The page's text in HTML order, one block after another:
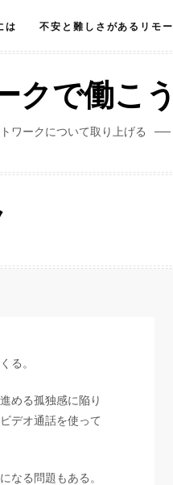
は 不安と難しさがあるリモ
クで働こう
ワークについて取り上げる
る。
める孤独感に陥り
デオ通話を使って
なる問題もある。